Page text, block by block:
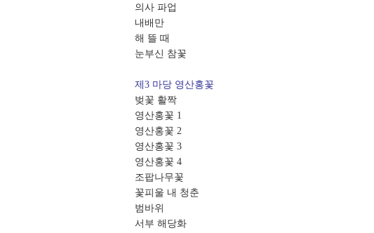
의사 파업
내배만
해 뜰 때
눈부신 참꽃
제3 마당 영산홍꽃
벚꽃 활짝
영산홍꽃 1
영산홍꽃 2
영산홍꽃 3
영산홍꽃 4
조팝나무꽃
꽃피울 내 청춘
범바위
서부 해당화